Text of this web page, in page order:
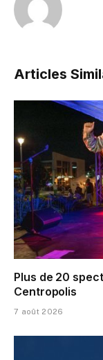
Articles
Plus de 20
Centropolis
7 août 2026